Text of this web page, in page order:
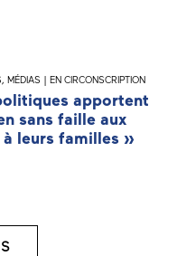
, MÉDIAS | EN CIRCONSCRIPTION
apportent
sans faille aux
leurs familles »